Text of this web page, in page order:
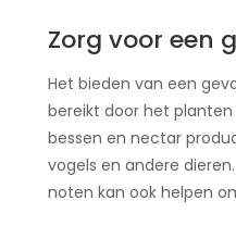
Zorg voor een
Het bieden van een
bereikt door het
bessen en nectar
vogels en andere
noten kan ook helpen